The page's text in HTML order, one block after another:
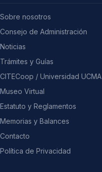
Sobre nosotros
Consejo de Administración
Noticias
Trámites y Guías
CITECoop / Universidad UCMA
Museo Virtual
Estatuto y Reglamentos
Memorias y Balances
Contacto
Política de Privacidad